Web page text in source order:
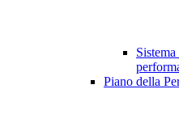
Piano della